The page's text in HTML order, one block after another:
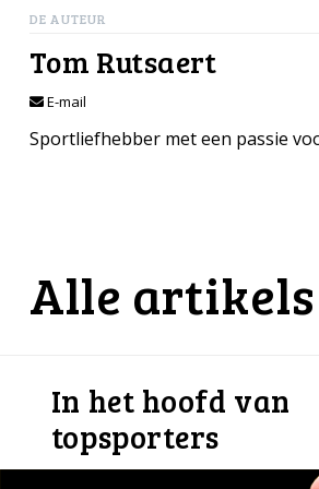
DE AUTEUR
Tom Rutsaert
E-mail
Sportliefhebber met een passie
Alle artikels
In het hoofd van
topsporters